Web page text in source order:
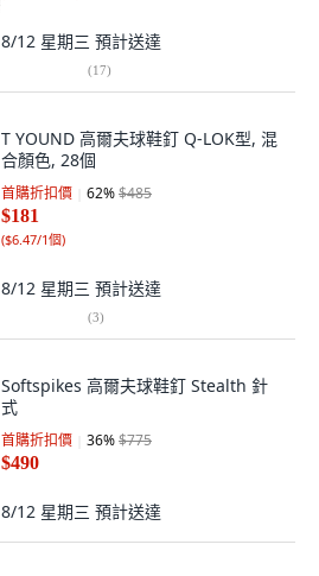
8/12 星期三 預計送達
(17)
T YOUND 高爾夫球鞋釘 Q-LOK型, 混
合顏色, 28個
首購折扣價 62%$485
$181
($6.47/1個)
8/12 星期三 預計送達
(3)
Softspikes 高爾夫球鞋釘 Stealth 針
式
首購折扣價 36%$775
$490
8/12 星期三 預計送達